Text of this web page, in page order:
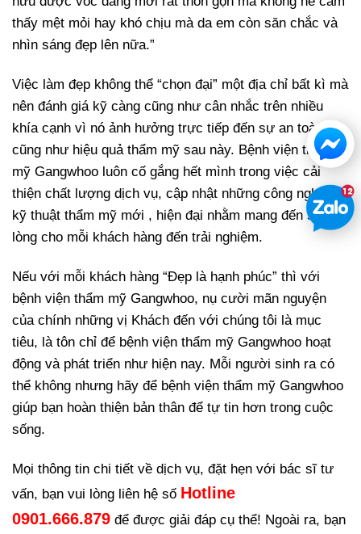
thấy mệt mỏi hay khó chịu mà da em còn săn chắc và
nhìn sáng đẹp lên nữa.”
Việc làm đẹp không thể “chọn đại” một địa chỉ bất kì mà
nên đánh giá kỹ càng cũng như cân nhắc trên nhiều
khía cạnh vì nó ảnh hưởng trực tiếp đến sự an toàn
cũng như hiệu quả thẩm mỹ sau này. Bệnh viện thẩm
mỹ Gangwhoo luôn cố gắng hết mình trong việc cải
thiện chất lượng dịch vụ, cập nhật những công nghệ và
kỹ thuật thẩm mỹ mới , hiện đại nhằm mang đến sự hài
lòng cho mỗi khách hàng đến trải nghiệm.
Nếu với mỗi khách hàng “Đẹp là hạnh phúc” thì với
bệnh viện thẩm mỹ Gangwhoo, nụ cười mãn nguyện
của chính những vị Khách đến với chúng tôi là mục
tiêu, là tôn chỉ để bệnh viện thẩm mỹ Gangwhoo hoạt
động và phát triển như hiện nay. Mỗi người sinh ra có
thể không nhưng hãy để bệnh viện thẩm mỹ Gangwhoo
giúp bạn hoàn thiện bản thân để tự tin hơn trong cuộc
sống.
Mọi thông tin chi tiết về dịch vụ, đặt hẹn với bác sĩ tư
vấn, bạn vui lòng liên hệ số Hotline
0901.666.879 để được giải đáp cụ thể! Ngoài ra, bạn